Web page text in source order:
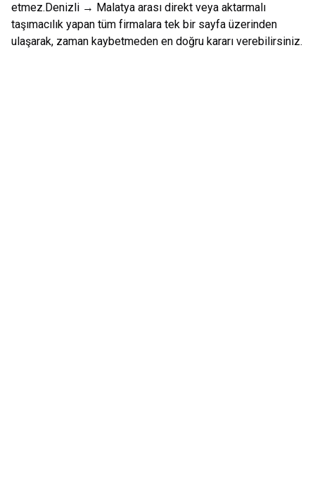
etmez.Denizli → Malatya arası direkt veya aktarmalı
taşımacılık yapan tüm firmalara tek bir sayfa üzerinden
ulaşarak, zaman kaybetmeden en doğru kararı verebilirsiniz.